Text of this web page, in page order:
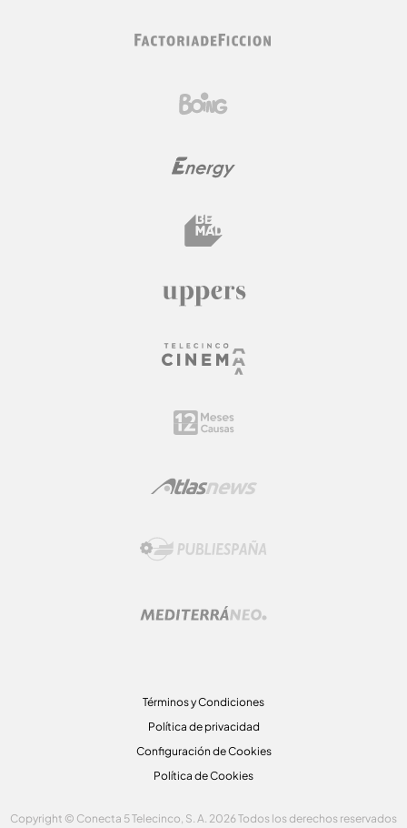
Términos y Condiciones
Política de privacidad
Configuración de Cookies
Política de Cookies
Copyright © Conecta 5 Telecinco, S. A. 2026 Todos los derechos reservados